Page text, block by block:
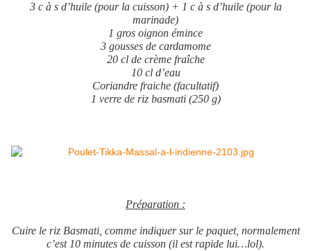
3 c à s d’huile (pour la cuisson) + 1 c à s d’huile (pour la
marinade)
1 gros oignon émince
3 gousses de cardamome
20 cl de crème fraîche
10 cl d’eau
Coriandre fraiche (facultatif)
1 verre de riz basmati (250 g)
Préparation :
Cuire le riz Basmati, comme indiquer sur le paquet, normalement
c’est 10 minutes de cuisson (il est rapide lui…lol).